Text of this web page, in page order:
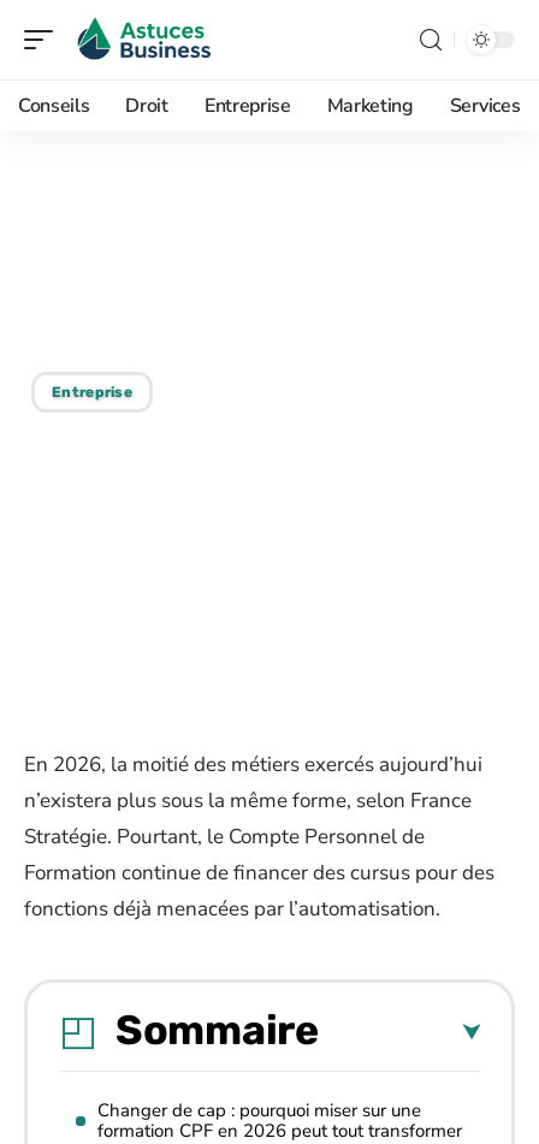
Conseils Droit Entreprise Marketing Services
Entreprise
En 2026, la moitié des métiers exercés aujourd’hui
n’existera plus sous la même forme, selon France
Stratégie. Pourtant, le Compte Personnel de
Formation continue de financer des cursus pour des
fonctions déjà menacées par l’automatisation.
Sommaire
Changer de cap : pourquoi miser sur une
formation CPF en 2026 peut tout transformer